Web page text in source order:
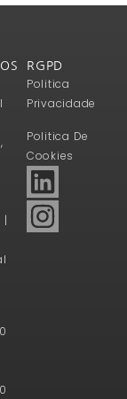
|
RGPD
Politica
Privacidade
Politica De
Cookies